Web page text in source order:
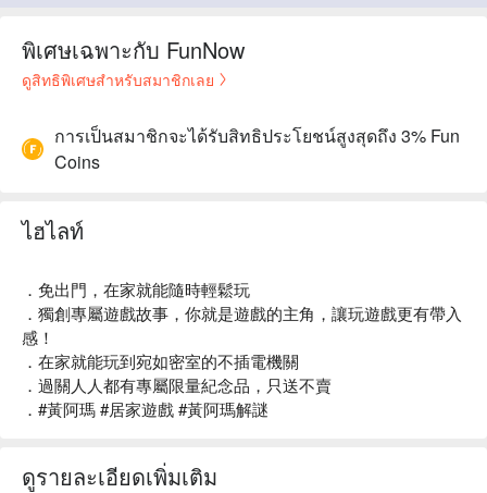
พิเศษเฉพาะกับ FunNow
ดูสิทธิพิเศษสำหรับสมาชิกเลย
การเป็นสมาชิกจะได้รับสิทธิประโยชน์สูงสุดถึง 3% Fun
Coins
ไฮไลท์
．免出門，在家就能隨時輕鬆玩
．獨創專屬遊戲故事，你就是遊戲的主角，讓玩遊戲更有帶入
感！
．在家就能玩到宛如密室的不插電機關
．過關人人都有專屬限量紀念品，只送不賣
．#黃阿瑪 #居家遊戲 #黃阿瑪解謎
ดูรายละเอียดเพิ่มเติม